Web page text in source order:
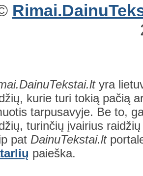
yra
kurie turi tokią pačią
tarpusavyje. Be to,
turinčių įvairius
pat DainuTekstai.lt
paieška.